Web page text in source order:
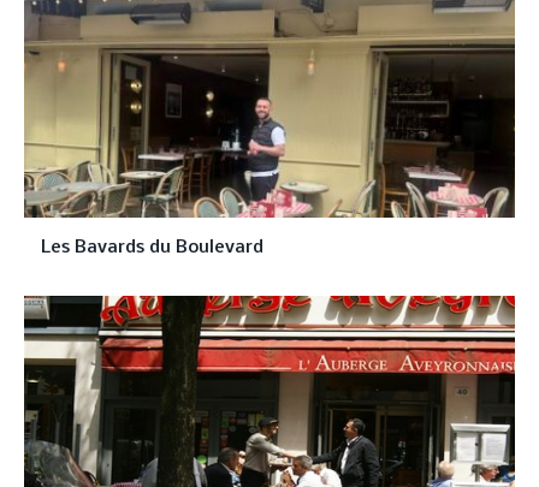
Les Bavards du Boulevard